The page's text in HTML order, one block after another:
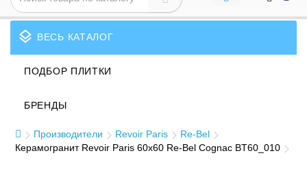
layers ВЕСЬ КАТАЛОГ
ПОДБОР ПЛИТКИ
БРЕНДЫ
Производители Revoir Paris
Re-Bel
Керамогранит Revoir Paris 60x60 Re-Bel Cognac BT60_010